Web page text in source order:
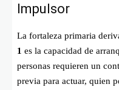
Impulsor
La fortaleza primaria
1 es la capacidad de
personas requieren un
previa para actuar, quien